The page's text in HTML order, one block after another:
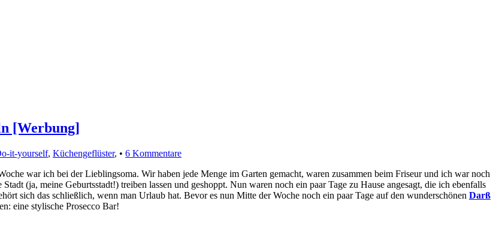
[Werbung]
it-yourself, Küchengeflüster, • 6 Kommentare
war ich bei der Lieblingsoma. Wir haben jede Menge im Garten gemacht, waren zusammen beim Friseur und ich war noch
(ja, meine Geburtsstadt!) treiben lassen und geshoppt. Nun waren noch ein paar Tage zu Hause angesagt, die ich ebenfalls
sich das schließlich, wenn man Urlaub hat. Bevor es nun Mitte der Woche noch ein paar Tage auf den wunderschönen Darß
eine stylische Prosecco Bar!